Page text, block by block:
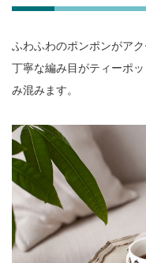
ふわふわのポンポンがアク
丁寧な編み目がティーポ
み混みます。